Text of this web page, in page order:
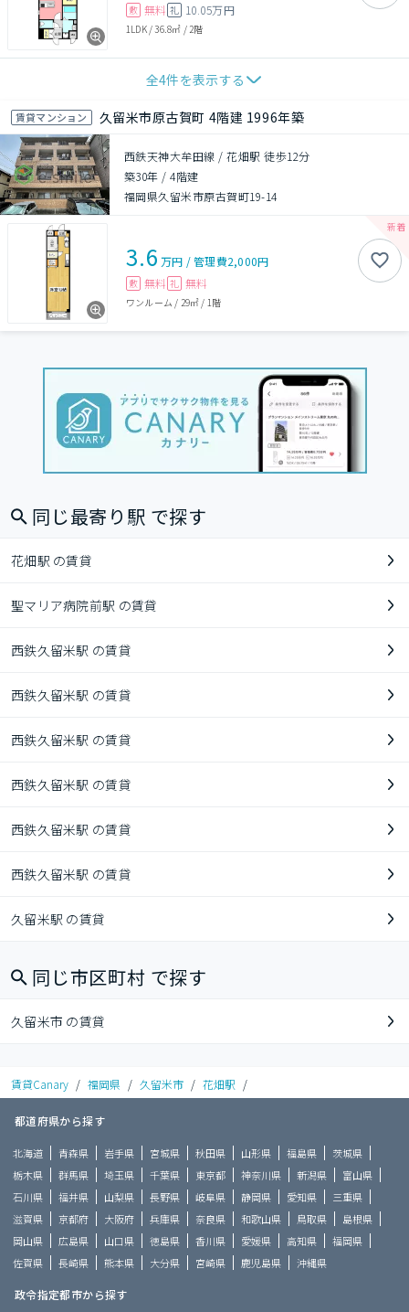
敷 無料 礼 10.05万円
1LDK/36.8㎡ / 2階
全4件を表示する
賃貸マンション 久留米市原古賀町 4階建 1996年築
西鉄天神大牟田線 / 花畑駅 徒歩12分
築30年 /4階建
福岡県久留米市原古賀町19-14
3.6 万円 /管理費2,000円
敷 無料 礼 無料
ワンルーム / 29㎡ / 1階
同じ最寄り駅 で探す
花畑駅 の賃貸
聖マリア病院前駅 の賃貸
西鉄久留米駅 の賃貸
西鉄久留米駅 の賃貸
西鉄久留米駅 の賃貸
西鉄久留米駅 の賃貸
西鉄久留米駅 の賃貸
西鉄久留米駅 の賃貸
久留米駅 の賃貸
同じ市区町村 で探す
久留米市 の賃貸
賃貸Canary / 福岡県 / 久留米市 / 花畑駅 /
都道府県から探す
北海道 青森県 岩手県 宮城県 秋田県 山形県 福島県
茨城県
栃木県
群馬県 埼玉県 千葉県 東京都 神奈川県 新潟県
富山県
石川県
福井県 山梨県 長野県 岐阜県 静岡県 愛知県
三重県
滋賀県
京都府 大阪府 兵庫県 奈良県 和歌山県 鳥取県
島根県
岡山県
広島県 山口県 徳島県 香川県 愛媛県 高知県
福岡県
佐賀県
長崎県 熊本県 大分県 宮崎県 鹿児島県 沖縄県
政令指定都市から探す